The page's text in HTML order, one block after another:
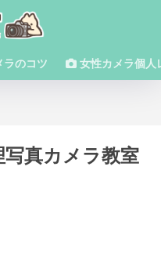
ラのコツ 女性カメラ個人
真カメラ教室